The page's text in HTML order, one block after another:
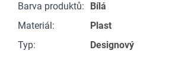
Barva produktů:
Bílá
Materiál :
Plast
Typ: Designový